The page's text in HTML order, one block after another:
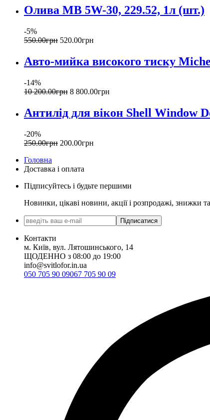
Олива MB 5W-30, 229.52, 1л (шт.)
-5%
550.00грн 520.00грн
Авто-мийка високого тиску
-14%
10 200.00грн 8 800.00грн
Антилід для вікон Shell Window
-20%
250.00грн 200.00грн
Головна
Доставка і оплата
Підписуйтесь і будьте першими
Новинки, цікаві новини, акції і розпродажі, знижки
Підписатися
Контакти
м. Київ, вул. Лятошинського, 14
ЩОДЕННО з 08:00 до 19:00
info@svitlofor.in.ua
050 705 90 09067 705 90 09